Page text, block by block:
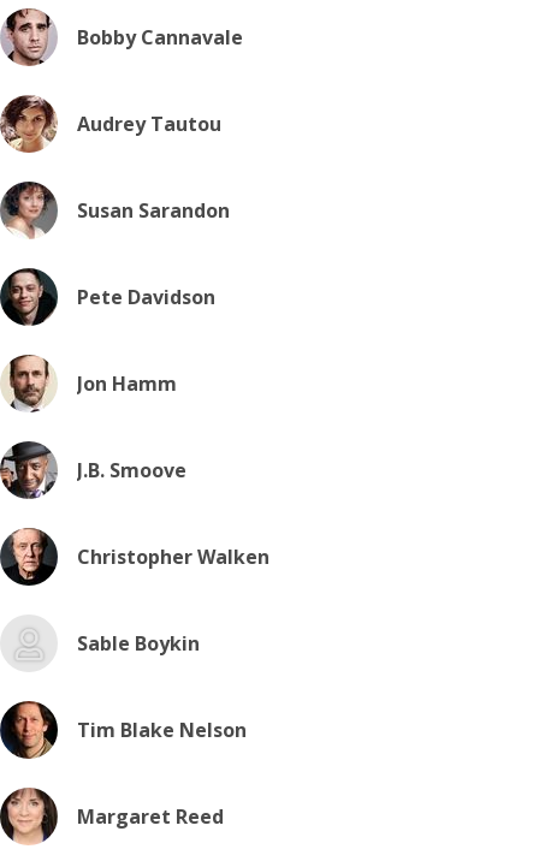
Bobby Cannavale
Audrey Tautou
Susan Sarandon
Pete Davidson
Jon Hamm
J.B. Smoove
Christopher Walken
Sable Boykin
Tim Blake Nelson
Margaret Reed